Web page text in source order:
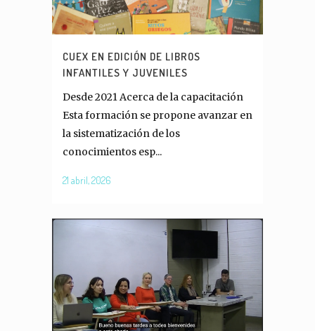
CUEX EN EDICIÓN DE LIBROS
INFANTILES Y JUVENILES
Desde 2021 Acerca de la capacitación
Esta formación se propone avanzar en
la sistematización de los
conocimientos esp...
21 abril, 2026